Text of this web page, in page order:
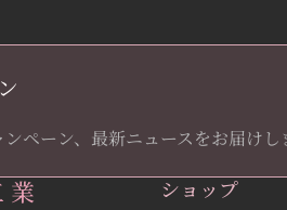
ペーン、最新ニュースをお届けし
ショップ